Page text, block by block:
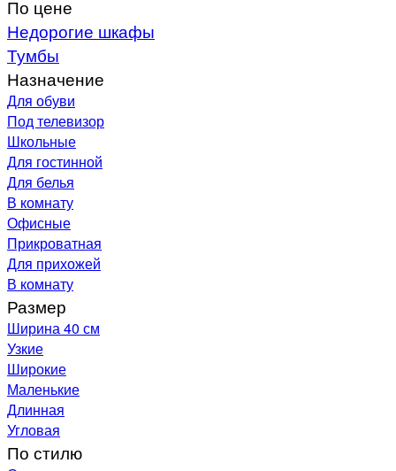
По цене
Недорогие шкафы
Тумбы
Назначение
Для обуви
Под телевизор
Школьные
Для гостинной
Для белья
В комнату
Офисные
Прикроватная
Для прихожей
В комнату
Размер
Ширина 40 см
Узкие
Широкие
Маленькие
Длинная
Угловая
По стилю